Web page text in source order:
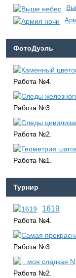
ФотоДуэль
Работа №4.
Работа №3.
Работа №2.
Работа №1.
Турнир
1619
Работа №4.
Работа №3.
Работа №2.